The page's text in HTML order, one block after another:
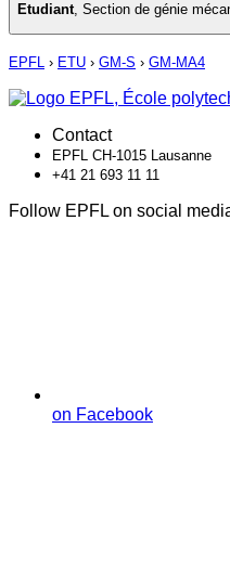
Etudiant, Section de génie
EPFL › ETU › GM-S › GM-MA4
Contact
EPFL CH-1015 Lausanne
+41 21 693 11 11
Follow EPFL on social
on Facebook